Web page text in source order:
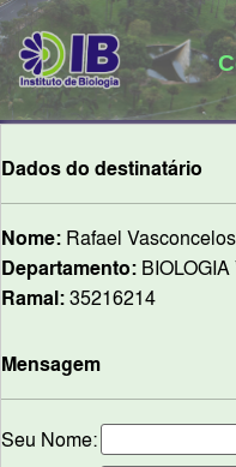
Dados do destinatário
Nome: Rafael
Departamento:
Ramal:35216214
Mensagem
Seu Nome: